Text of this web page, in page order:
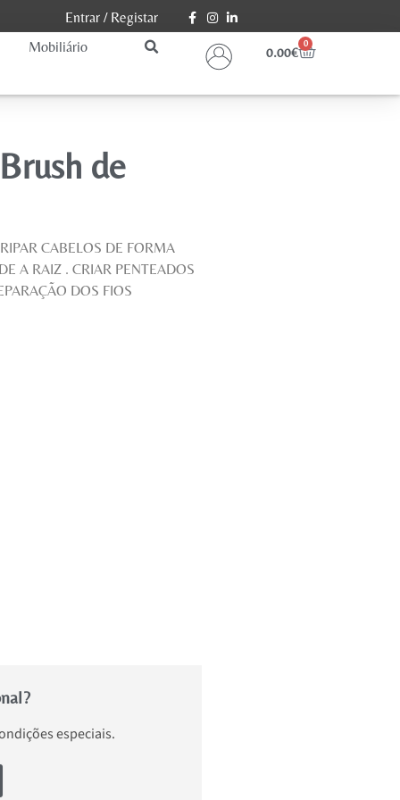
Entrar/ Registar
Mobiliário 0.00€
0
de
CABELOS DE FORMA
A RAIZ . CRIAR PENTEADOS
DOS FIOS
especiais.